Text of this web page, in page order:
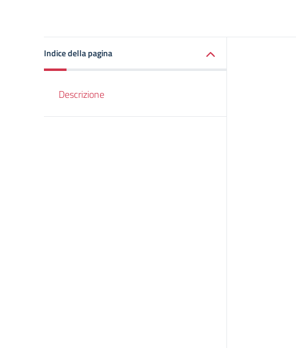
Indice della pagina
Descrizione